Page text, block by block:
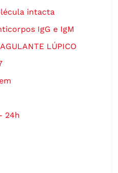
intacta
IgG e IgM
LÚPICO
24h